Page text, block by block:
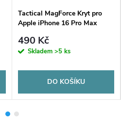
Tactical MagForce Kryt pro
Apple iPhone 16 Pro Max
490 Kč
Skladem >5 ks
DO KOŠÍKU